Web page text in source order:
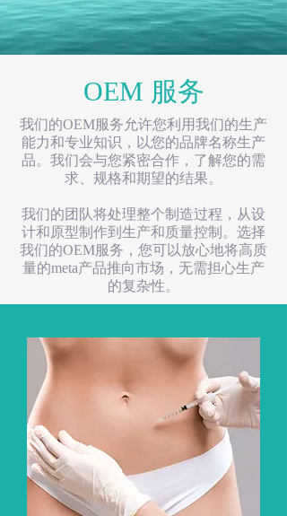
OEM 服务
我们的OEM服务允许您利用我们的生产
能力和专业知识，以您的品牌名称生产
品。我们会与您紧密合作，了解您的需
求、规格和期望的结果。
我们的团队将处理整个制造过程，从设
计和原型制作到生产和质量控制。选择
我们的OEM服务，您可以放心地将高质
量的meta产品推向市场，无需担心生产
的复杂性。